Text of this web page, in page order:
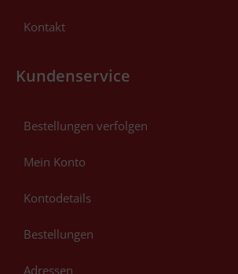
Kontakt
Kundenservice
Bestellungen verfolgen
Mein Konto
Kontodetails
Bestellungen
Adressen